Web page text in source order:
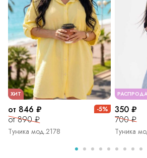
ХИТ
от 846 ₽
от 890 ₽
-5%
Туника мод.2178
350 ₽
700 ₽
Туника